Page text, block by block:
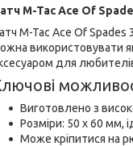
M-Tac Ace Of
M-Tac Ace Of Spades
використовувати
для
Виготовлено з
Розміри: 50 х 60 мм,
Може кріпитися на